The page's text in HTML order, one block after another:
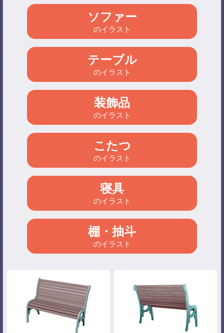
ソファー
のイラスト
テーブル
のイラスト
装飾品
のイラスト
こたつ
のイラスト
寝具
のイラスト
棚・抽斗
のイラスト